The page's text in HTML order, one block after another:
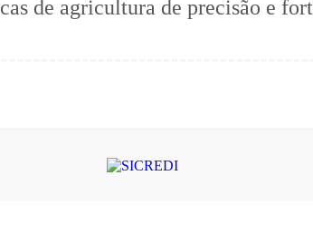
de agricultura de precisão e